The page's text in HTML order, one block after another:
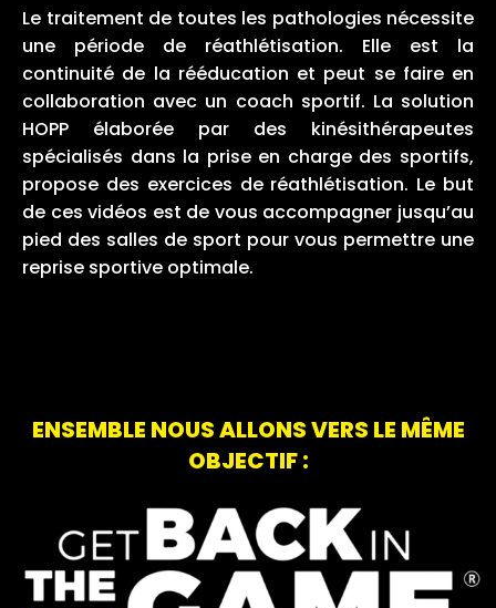
Le traitement de toutes les pathologies nécessite
une période de réathlétisation. Elle est la
continuité de la rééducation et peut se faire en
collaboration avec un coach sportif. La solution
HOPP élaborée par des kinésithérapeutes
spécialisés dans la prise en charge des sportifs,
propose des exercices de réathlétisation. Le but
de ces vidéos est de vous accompagner jusqu’au
pied des salles de sport pour vous permettre une
reprise sportive optimale.
ENSEMBLE NOUS ALLONS VERS LE MÊME
OBJECTIF :